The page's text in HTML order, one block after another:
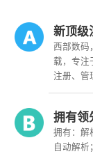
新顶级
西部数码
载，专注
注册、管
拥有领
拥有：解
自动解